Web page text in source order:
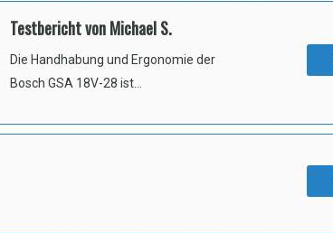
Testbericht von Michael S.
Die Handhabung und Ergonomie der
Bosch GSA 18V-28 ist…